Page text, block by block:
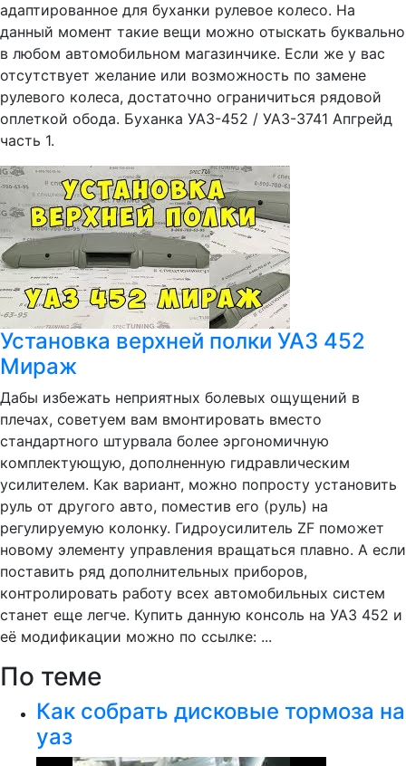
адаптированное для буханки рулевое колесо. На
данный момент такие вещи можно отыскать буквально
в любом автомобильном магазинчике. Если же у вас
отсутствует желание или возможность по замене
рулевого колеса, достаточно ограничиться рядовой
оплеткой обода. Буханка УАЗ-452 / УАЗ-3741 Апгрейд
часть 1.
Установка верхней полки УАЗ 452
Мираж
Дабы избежать неприятных болевых ощущений в
плечах, советуем вам вмонтировать вместо
стандартного штурвала более эргономичную
комплектующую, дополненную гидравлическим
усилителем. Как вариант, можно попросту установить
руль от другого авто, поместив его (руль) на
регулируемую колонку. Гидроусилитель ZF поможет
новому элементу управления вращаться плавно. А если
поставить ряд дополнительных приборов,
контролировать работу всех автомобильных систем
станет еще легче. Купить данную консоль на УАЗ 452 и
её модификации можно по ссылке: ...
По теме
Как собрать дисковые тормоза на
уаз